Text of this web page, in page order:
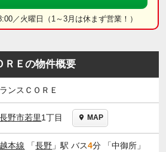
／火曜日（1～3月は休まず営業！）
ＲＥの物件概要
ンスＣＯＲＥ
長野市若里1丁目 MAP
本線 「長野 」駅 バス4分 「中御所」